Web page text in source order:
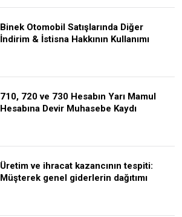
Binek Otomobil Satışlarında Diğer
İndirim & İstisna Hakkının Kullanımı
710, 720 ve 730 Hesabın Yarı Mamul
Hesabına Devir Muhasebe Kaydı
Üretim ve ihracat kazancının tespiti:
Müşterek genel giderlerin dağıtımı